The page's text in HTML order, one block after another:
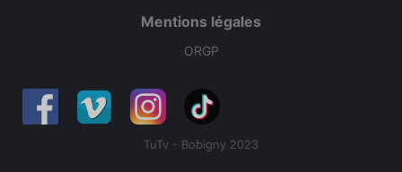
Mentions légales
ORGP
TuTv - Bobigny 2023